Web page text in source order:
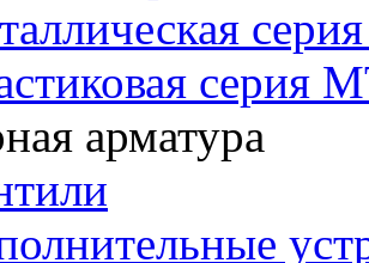
серия
арматура